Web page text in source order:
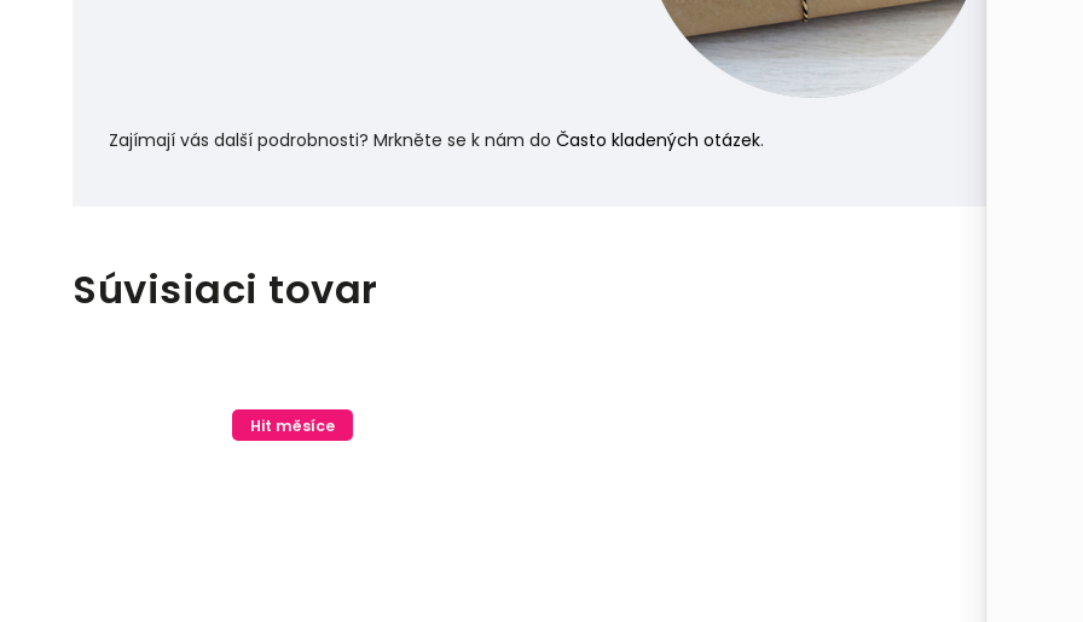
Zajímají vás další podrobnosti? Mrkněte se k nám do Často kladených otázek.
Súvisiaci tovar
Hit měsíce